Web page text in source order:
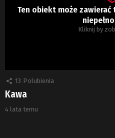
Ten obiekt może
Kliknij by
13 Polubienia
Kawa
4 lata temu